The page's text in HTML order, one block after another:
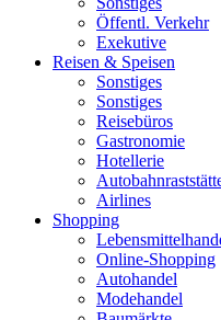
Öffentl. Verkehr
Exekutive
Reisen & Speisen
Sonstiges
Sonstiges
Reisebüros
Gastronomie
Hotellerie
Airlines
Shopping
Online-Shopping
Autohandel
Modehandel